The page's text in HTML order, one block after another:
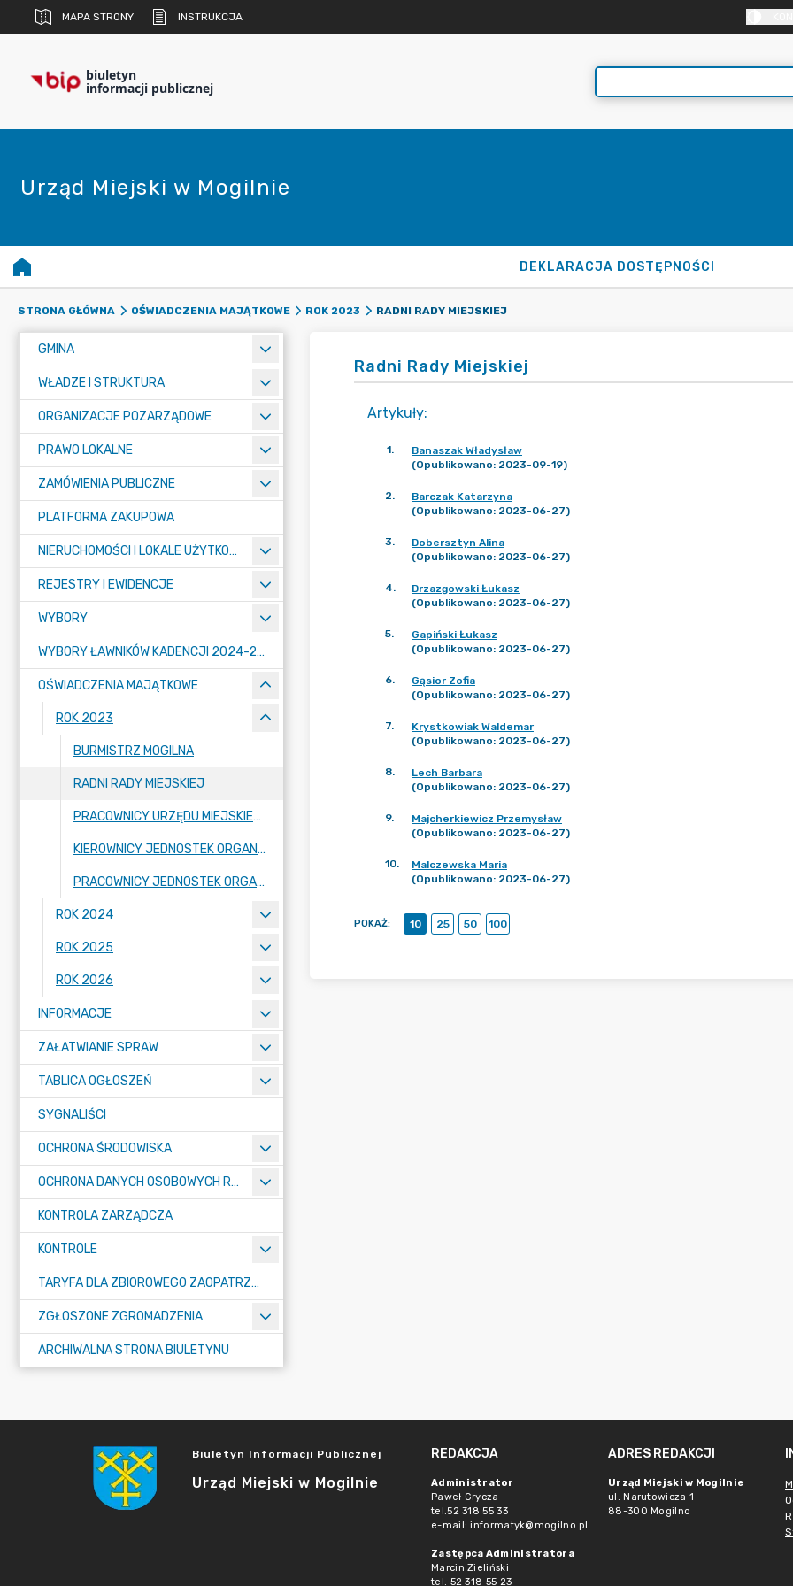
MAPA STRONY INSTRUKCJA
biuletyn
informacji publicznej
Urząd Miejski w Mogilnie
DEKLARACJA DOSTĘPNOŚCI
STRONA GŁÓWNA OŚWIADCZENIA MAJĄTKOWE ROK 2023 RADNI RADY MIEJSKIEJ
GMINA
WŁADZE I STRUKTURA
ORGANIZACJE POZARZĄDOWE
PRAWO LOKALNE
ZAMÓWIENIA PUBLICZNE
PLATFORMA ZAKUPOWA
NIERUCHOMOŚCI I LOKALE UŻYTKOWE
REJESTRY I EWIDENCJE
WYBORY
WYBORY ŁAWNIKÓW KADENCJI 2024-2027
OŚWIADCZENIA MAJĄTKOWE
ROK 2023
BURMISTRZ MOGILNA
RADNI RADY MIEJSKIEJ
PRACOWNICY URZĘDU MIEJSKIEGO
KIEROWNICY JEDNOSTEK ORGANIZACYJNYCH
PRACOWNICY JEDNOSTEK ORGANIZACYJNYCH
ROK 2024
ROK 2025
ROK 2026
INFORMACJE
ZAŁATWIANIE SPRAW
TABLICA OGŁOSZEŃ
SYGNALIŚCI
OCHRONA ŚRODOWISKA
OCHRONA DANYCH OSOBOWYCH RODO
KONTROLA ZARZĄDCZA
KONTROLE
TARYFA DLA ZBIOROWEGO ZAOPATRZENIA W WODĘ I ZBIOROWEGO ODPROWADZANIA ŚCIEKÓW
ZGŁOSZONE ZGROMADZENIA
ARCHIWALNA STRONA BIULETYNU
Radni Rady Miejskiej
Artykuły:
1.
Banaszak Władysław
(Opublikowano: 2023-09-19)
2.
Barczak Katarzyna
(Opublikowano: 2023-06-27)
3.
Dobersztyn Alina
(Opublikowano: 2023-06-27)
4.
Drzazgowski Łukasz
(Opublikowano: 2023-06-27)
5.
Gapiński Łukasz
(Opublikowano: 2023-06-27)
6.
Gąsior Zofia
(Opublikowano: 2023-06-27)
7.
Krystkowiak Waldemar
(Opublikowano: 2023-06-27)
8.
Lech Barbara
(Opublikowano: 2023-06-27)
9.
Majcherkiewicz Przemysław
(Opublikowano: 2023-06-27)
10.
Malczewska Maria
(Opublikowano: 2023-06-27)
POKAŻ: 10 25 50 100
Biuletyn Informacji Publicznej
Urząd Miejski w Mogilnie
REDAKCJA
Administrator
Paweł Grycza
tel.52 318 55 33
e-mail: informatyk@mogilno.pl
Zastępca Administratora
Marcin Zieliński
tel. 52 318 55 23
ADRES REDAKCJI
Urząd Miejski w Mogilnie
ul. Narutowicza 1
88-300 Mogilno